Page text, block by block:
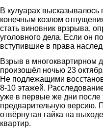
В кулуарах
конечным козлом
стать виновник врзрыва,
уголовного дела. Если он
вступившие в права
Взрыв в многоквартирном
произошёл ночью 23
Не подлежащими
8-10 этажей.
уже в первые же дни после
предварительную версию.
отвёрнутая гайка на
квартир.